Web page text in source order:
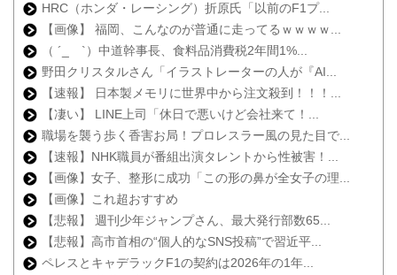
HRC（ホンダ・レーシング）折原氏「以前のF1プ...
【画像】 福岡、こんなのが普通に走ってるｗｗｗｗ...
（ ´_ゝ`）中道幹事長、食料品消費税2年間1%...
野田クリスタルさん「イラストレーターの人が『AI...
【速報】 日本製メモリに世界中から注文殺到！！！...
【凄い】 LINE上司「休日で悪いけど会社来て！...
職場を襲う歩く香害お局！プロレスラー風の見た目で...
【速報】NHK職員が番組出演タレントから性被害！...
【画像】女子、整形に成功「この形の鼻が全女子の理...
【画像】これ超おすすめ
【悲報】 週刊少年ジャンプさん、最大発行部数65...
【悲報】高市首相の“個人的なSNS投稿”で習近平...
ペレスとキャデラックF1の契約は2026年の1年...